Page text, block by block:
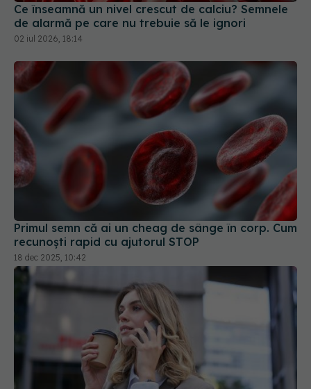
Primul semn că ai un cheag de sânge în corp. Cum
recunoști rapid cu ajutorul STOP
Câte cafele poți bea fără să-ți pui inima în
pericol? Cardiologii au stabilit limita zilnică